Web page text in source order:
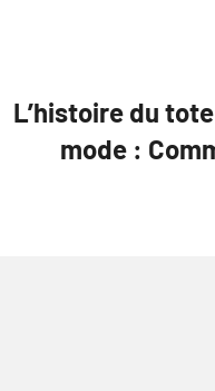
L’histoire du
mode :